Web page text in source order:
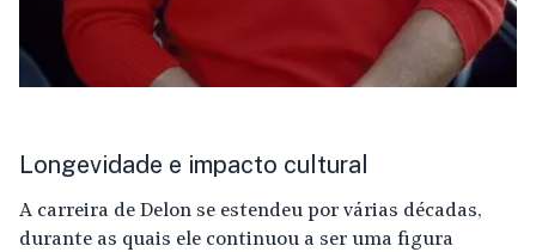
Longevidade e impacto cultural
A carreira de Delon se estendeu por várias décadas,
durante as quais ele continuou a ser uma figura